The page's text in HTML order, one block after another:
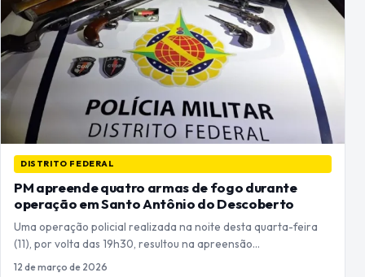
DISTRITO FEDERAL
PM apreende quatro armas de fogo durante
operação em Santo Antônio do Descoberto
Uma operação policial realizada na noite desta quarta-feira
(11), por volta das 19h30, resultou na apreensão…
12 de março de 2026